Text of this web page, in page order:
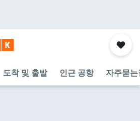
도착 및 출발 인근 공항 자주묻